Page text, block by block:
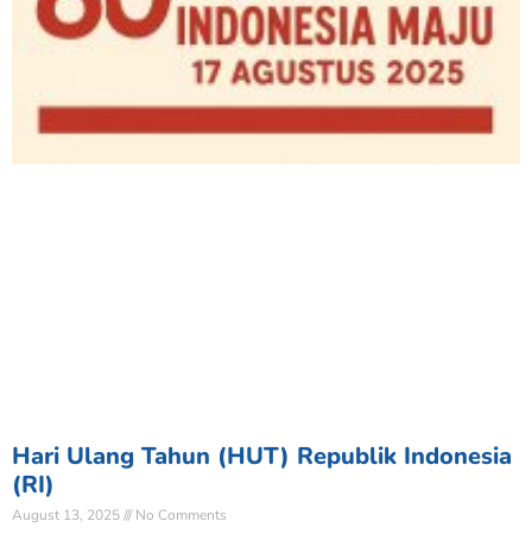
Hari Ulang Tahun (HUT) Republik Indonesia
(RI)
August 13, 2025 No Comments